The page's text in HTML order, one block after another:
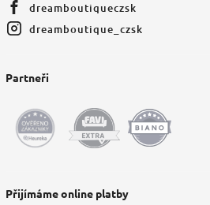
dreamboutiqueczsk
dreamboutique_czsk
Partneři
Přijímáme online platby